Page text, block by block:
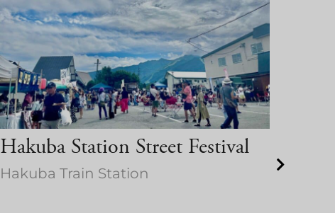
Hakuba Station Street Festival
Hakuba Train Station